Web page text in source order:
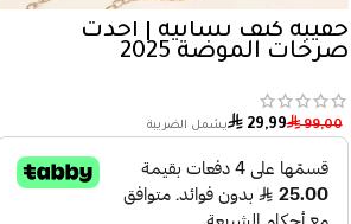
حقيبة كتف نسائية | احدث
صرخات الموضة 2025
⃁99,00
⃁29,99